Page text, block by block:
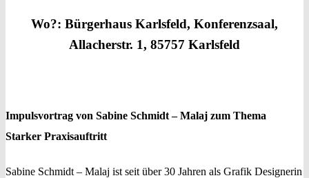
Wo?: Bürgerhaus Karlsfeld, Konferenzsaal,
Allacherstr. 1, 85757 Karlsfeld
Impulsvortrag von Sabine Schmidt – Malaj zum Thema
Starker Praxisauftritt
Sabine Schmidt – Malaj ist seit über 30 Jahren als Grafik Designerin